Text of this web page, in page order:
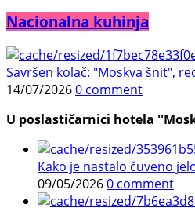
Nacionalna kuhinja
Savršen kolač: "Moskva šnit",
14/07/20260 comment
U poslastičarnici hotela
Kako je nastalo čuveno
09/05/20260 comment